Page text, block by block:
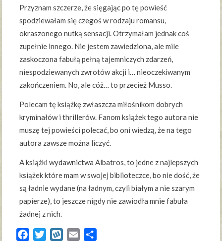
Przyznam szczerze, że sięgając po tę powieść
spodziewałam się czegoś w rodzaju romansu,
okraszonego nutką sensacji. Otrzymałam jednak coś
zupełnie innego. Nie jestem zawiedziona, ale mile
zaskoczona fabułą pełną tajemniczych zdarzeń,
niespodziewanych zwrotów akcji i… nieoczekiwanym
zakończeniem. No, ale cóż… to przecież Musso.
Polecam tę książkę zwłaszcza miłośnikom dobrych
kryminałów i thrillerów. Fanom książek tego autora nie
muszę tej powieści polecać, bo oni wiedzą, że na tego
autora zawsze można liczyć.
A książki wydawnictwa Albatros, to jedne z najlepszych
książek które mam w swojej biblioteczce, bo nie dość, że
są ładnie wydane (na ładnym, czyli białym a nie szarym
papierze), to jeszcze nigdy nie zawiodła mnie fabuła
żadnej z nich.
FacebookTwitterWykopEmail